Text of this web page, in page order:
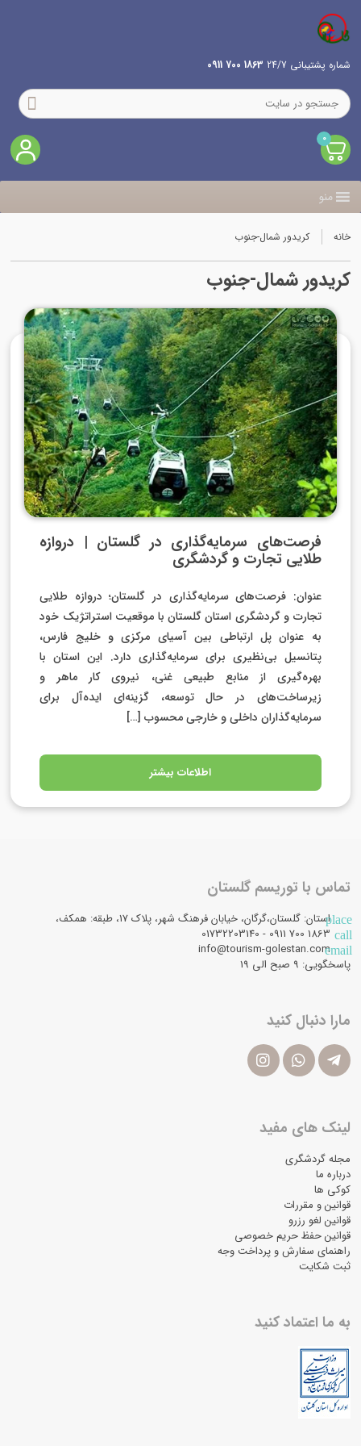
شماره پشتیبانی 24/7 1863 700 0911
0
منو
خانه کریدور شمال-جنوب
کریدور شمال-جنوب
فرصت‌های سرمایه‌گذاری در گلستان | دروازه
طلایی تجارت و گردشگری
عنوان: فرصت‌های سرمایه‌گذاری در گلستان؛ دروازه طلایی
تجارت و گردشگری استان گلستان با موقعیت استراتژیک خود
به عنوان پل ارتباطی بین آسیای مرکزی و خلیج فارس،
پتانسیل بی‌نظیری برای سرمایه‌گذاری دارد. این استان با
بهره‌گیری از منابع طبیعی غنی، نیروی کار ماهر و
زیرساخت‌های در حال توسعه، گزینه‌ای ایده‌آل برای
سرمایه‌گذاران داخلی و خارجی محسوب […]
اطلاعات بیشتر
تماس با توریسم گلستان
placeاستان: گلستان،گرگان، خیابان فرهنگ شهر، پلاک 17، طبقه: همکف،
call
email
info@tourism-golestan.com
پاسخگویی: ۹ صبح الی 19
مارا دنبال کنید
لینک های مفید
مجله گردشگری
درباره ما
کوکی ها
قوانین و مقررات
قوانین لغو رزرو
قوانین حفظ حریم خصوصی
راهنمای سفارش و پرداخت وجه
ثبت شکایت
به ما اعتماد کنید